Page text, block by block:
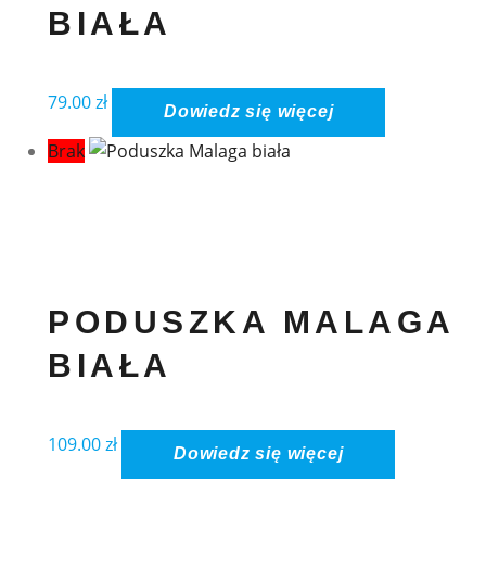
BIAŁA
79.00zł Dowiedz się więcej
Brak
PODUSZKA MALAGA
BIAŁA
109.00zł Dowiedz się więcej